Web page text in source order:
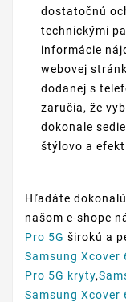
dostatočnú
technickými
informácie
webovej
dodanej s
zaručia, že
dokonale
štýlovo a
Hľadáte
našom e-shope
Pro 5G širokú a
Samsung Xcover
Pro 5G kryty,
Samsung Xcover